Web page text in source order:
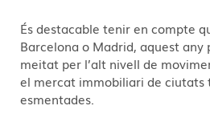
És destacable tenir en compte
Barcelona o Madrid, aquest any
meitat per l’alt nivell de
el mercat immobiliari de ciutats
esmentades.